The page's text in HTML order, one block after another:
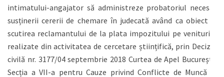
intimatului-angajator să administreze probatoriul necesar
susținerii cererii de chemare în judecată având ca obiect și
scutirea reclamantului de la plata impozitului pe veniturile
realizate din activitatea de cercetare științifică, prin Decizia
civilă nr. 3177/04 septembrie 2018 Curtea de Apel București,
Secția a VII-a pentru Cauze privind Conflicte de Muncă și